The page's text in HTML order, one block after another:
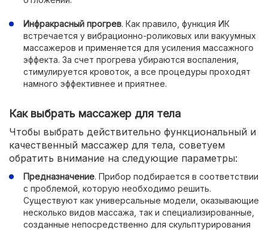
Инфракрасный прогрев. Как правило, функция ИК
встречается у вибрационно-роликовых или вакуумных
массажеров и применяется для усиления массажного
эффекта. За счет прогрева убираются воспаления,
стимулируется кровоток, а все процедуры проходят
намного эффективнее и приятнее.
Как выбрать массажер для тела
Чтобы выбрать действительно функциональный и
качественный массажер для тела, советуем
обратить внимание на следующие параметры:
Предназначение. Прибор подбирается в соответствии
с проблемой, которую необходимо решить.
Существуют как универсальные модели, оказывающие
несколько видов массажа, так и специализированные,
созданные непосредственно для скульптурирования